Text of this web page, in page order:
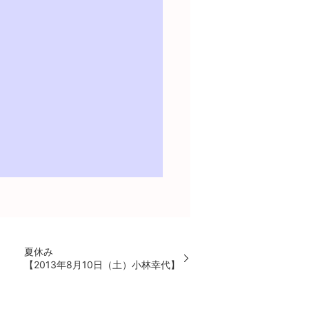
夏休み
【2013年8月10日（土）小林幸代】